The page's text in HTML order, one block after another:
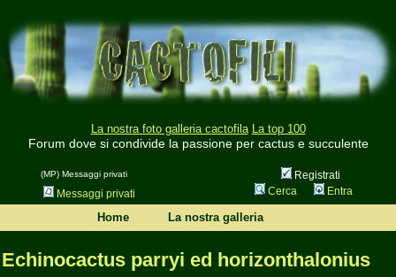
La nostra foto galleria cactofila La top 100
Forum dove si condivide la passione per cactus e succulente
(MP) Messaggi privati
Registrati
Messaggi privati
Cerca Entra
Home La nostra galleria
Echinocactus parryi ed horizonthalonius